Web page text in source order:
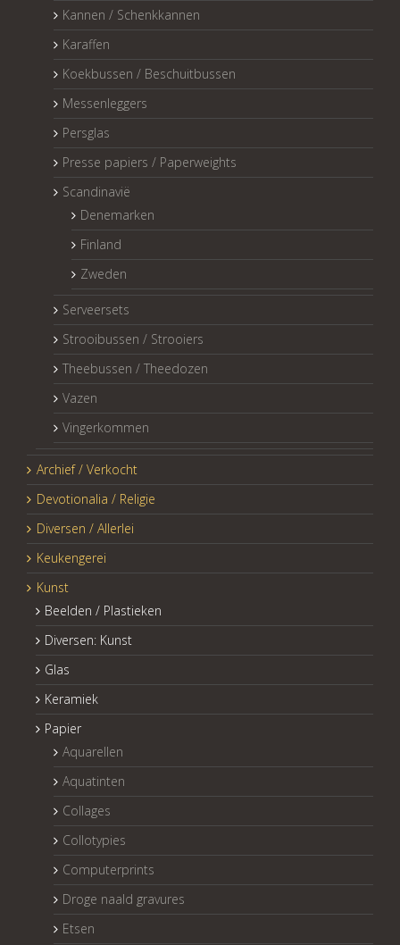
Kannen / Schenkkannen
Karaffen
Koekbussen / Beschuitbussen
Messenleggers
Persglas
Presse papiers / Paperweights
Scandinavië
Denemarken
Finland
Zweden
Serveersets
Strooibussen / Strooiers
Theebussen / Theedozen
Vazen
Vingerkommen
Archief / Verkocht
Devotionalia / Religie
Diversen / Allerlei
Keukengerei
Kunst
Beelden / Plastieken
Diversen: Kunst
Glas
Keramiek
Papier
Aquarellen
Aquatinten
Collages
Collotypies
Computerprints
Droge naald gravures
Etsen